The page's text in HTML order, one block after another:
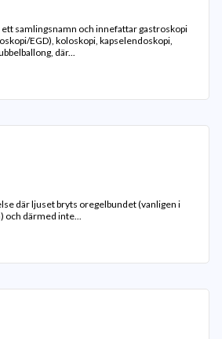
samlingsnamn och innefattar gastroskopi
EGD), koloskopi, kapselendoskopi,
där...
där ljuset bryts oregelbundet (vanligen i
och därmed inte...